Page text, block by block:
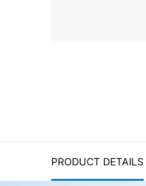
PRODUCT DETAILS